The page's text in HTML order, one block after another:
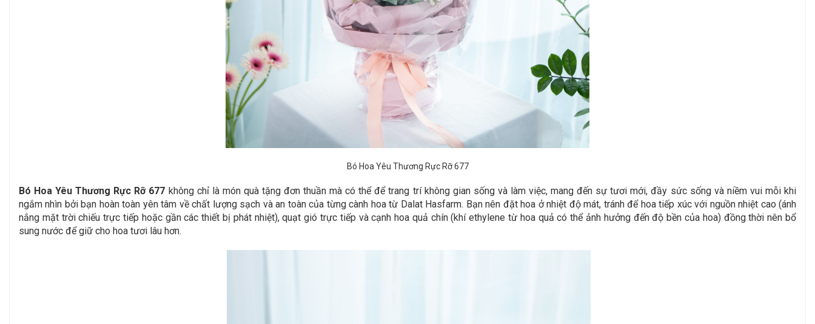
Bó Hoa Yêu Thương Rực Rỡ 677
Bó Hoa Yêu Thương Rực Rỡ 677 không chỉ là món quà tặng đơn thuần mà có thể để trang trí không gian sống và làm việc, mang đến sự tươi mới, đầy sức sống và niềm vui mỗi khi
ngắm nhìn bởi bạn hoàn toàn yên tâm về chất lượng sạch và an toàn của từng cành hoa từ Dalat Hasfarm. Bạn nên đặt hoa ở nhiệt độ mát, tránh để hoa tiếp xúc với nguồn nhiệt cao (ánh
nắng mặt trời chiếu trực tiếp hoặc gần các thiết bị phát nhiệt), quạt gió trực tiếp và cạnh hoa quả chín (khí ethylene từ hoa quả có thể ảnh hưởng đến độ bền của hoa) đồng thời nên bổ
sung nước để giữ cho hoa tươi lâu hơn.